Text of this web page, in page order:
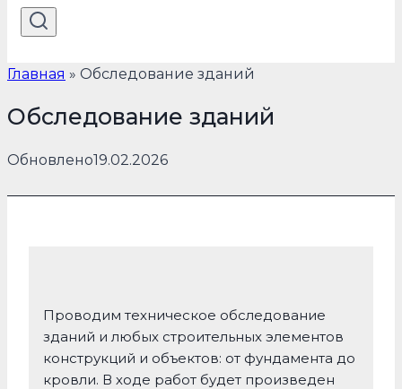
Главная » Обследование зданий
Обследование зданий
Обновлено19.02.2026
Проводим техническое обследование
зданий и любых строительных элементов
конструкций и объектов: от фундамента до
кровли. В ходе работ будет произведен